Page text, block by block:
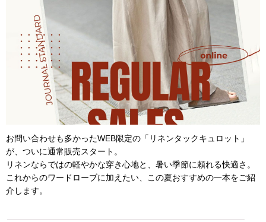
お問い合わせも多かったWEB限定の「リネンタックキュロット」
が、ついに通常販売スタート。
リネンならではの軽やかな穿き心地と、暑い季節に頼れる快適さ。
これからのワードローブに加えたい、この夏おすすめの一本をご紹
介します。